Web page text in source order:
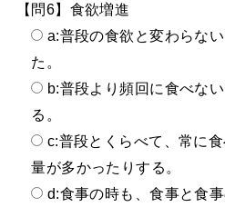
【問6】食欲増進
a:普段の食欲と変わらな
た。
b:普段より頻回に食べな
る。
c:普段とくらべて、常に
量が多かったりする。
d:食事の時も、食事と食